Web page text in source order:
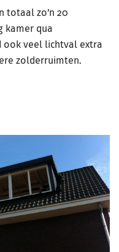
totaal zo’n 20
kamer qua
ook veel lichtval extra
zolderruimten.